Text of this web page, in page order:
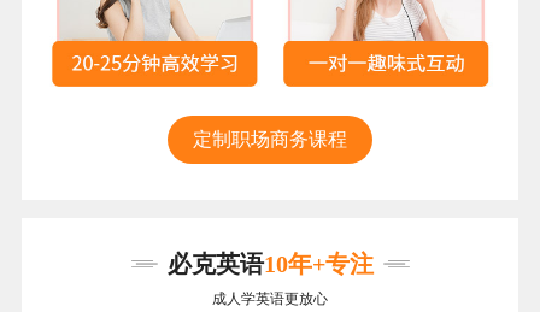
定制职场商务课程
必克英语10年+专注
成人学英语更放心